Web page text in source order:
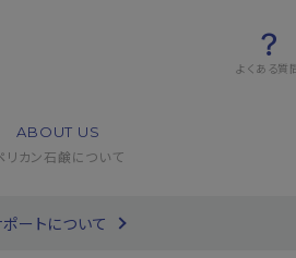
よくある質
ABOUT US
リカン石鹸について
ートについて